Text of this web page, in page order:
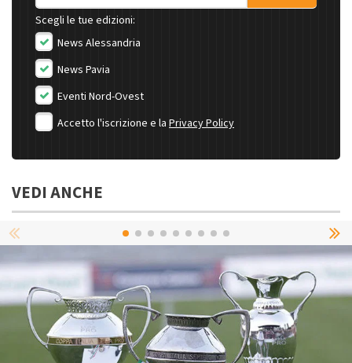
Scegli le tue edizioni:
News Alessandria
News Pavia
Eventi Nord-Ovest
Accetto l'iscrizione e la Privacy Policy
VEDI ANCHE